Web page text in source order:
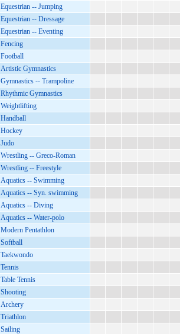
Equestrian -- Jumping
Equestrian -- Dressage
Equestrian -- Eventing
Fencing
Football
Artistic Gymnastics
Gymnastics -- Trampoline
Rhythmic Gymnastics
Weightlifting
Handball
Hockey
Judo
Wrestling -- Greco-Roman
Wrestling -- Freestyle
Aquatics -- Swimming
Aquatics -- Syn. swimming
Aquatics -- Diving
Aquatics -- Water-polo
Modern Pentathlon
Softball
Taekwondo
Tennis
Table Tennis
Shooting
Archery
Triathlon
Sailing